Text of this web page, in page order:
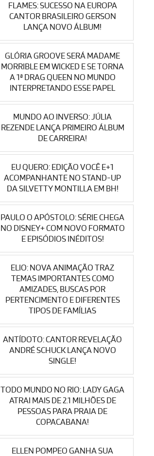
FLAMES: SUCESSO NA EUROPA
CANTOR BRASILEIRO GERSON
LANÇA NOVO ÁLBUM!
GLÓRIA GROOVE SERÁ MADAME
MORRIBLE EM WICKED E SE TORNA
A 1ª DRAG QUEEN NO MUNDO
INTERPRETANDO ESSE PAPEL
MUNDO AO INVERSO: JÚLIA
REZENDE LANÇA PRIMEIRO ÁLBUM
DE CARREIRA!
EU QUERO: EDIÇÃO VOCÊ E+1
ACOMPANHANTE NO STAND-UP
DA SILVETTY MONTILLA EM BH!
PAULO O APÓSTOLO: SÉRIE CHEGA
NO DISNEY+ COM NOVO FORMATO
E EPISÓDIOS INÉDITOS!
ELIO: NOVA ANIMAÇÃO TRAZ
TEMAS IMPORTANTES COMO
AMIZADES, BUSCAS POR
PERTENCIMENTO E DIFERENTES
TIPOS DE FAMÍLIAS
ANTÍDOTO: CANTOR REVELAÇÃO
ANDRÉ SCHUCK LANÇA NOVO
SINGLE!
TODO MUNDO NO RIO: LADY GAGA
ATRAI MAIS DE 2.1 MILHÕES DE
PESSOAS PARA PRAIA DE
COPACABANA!
ELLEN POMPEO GANHA SUA